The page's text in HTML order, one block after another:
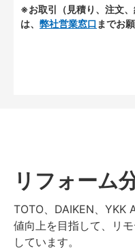
※お取引（見積り、注文
は、 弊社営業窓口 までお
リフォーム
TOTO、DAIKEN、YKK
値向上を目指して、リ
しています。